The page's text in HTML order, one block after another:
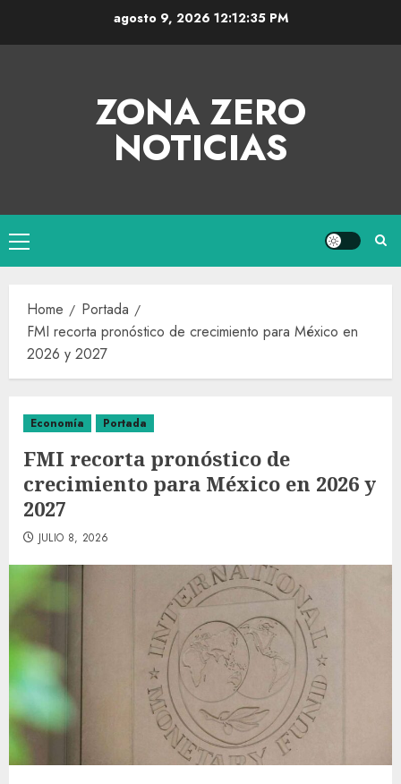
agosto 9, 2026 12:12:35 PM
ZONA ZERO
NOTICIAS
Home
Portada
FMI recorta pronóstico de crecimiento para México en
2026 y 2027
Economía Portada
FMI recorta pronóstico de
crecimiento para México en 2026 y
2027
JULIO 8, 2026